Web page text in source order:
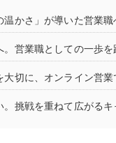
温かさ」が導いた営業
。営業職としての一歩
大切に、オンライン営業
。挑戦を重ねて広がるキ